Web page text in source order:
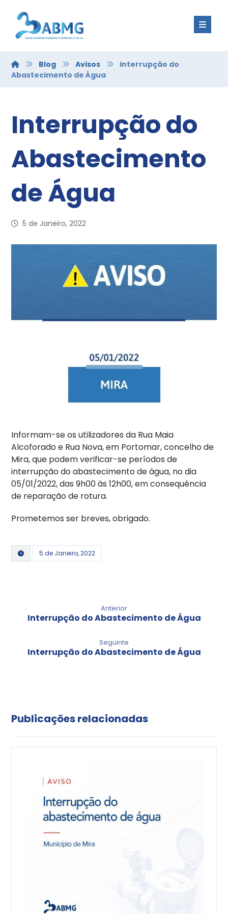
Blog Avisos
Interrupção do
Abastecimento de Água
Interrupção do
Abastecimento
de Água
5 de Janeiro, 2022
Informam-se os utilizadores da Rua Maia
Alcoforado e Rua Nova, em Portomar, concelho de
Mira, que podem verificar-se períodos de
interrupção do abastecimento de água, no dia
05/01/2022, das 9h00 às 12h00, em consequência
de reparação de rotura.
Prometemos ser breves, obrigado.
5 de Janeiro, 2022
Anterior
Interrupção do Abastecimento de Água
Seguinte
Interrupção do Abastecimento de Água
Publicações relacionadas